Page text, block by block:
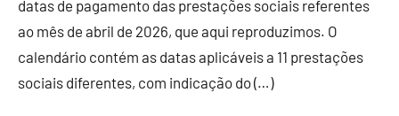
datas de pagamento das prestações sociais referentes
ao mês de abril de 2026, que aqui reproduzimos. O
calendário contém as datas aplicáveis a 11 prestações
sociais diferentes, com indicação do (…)